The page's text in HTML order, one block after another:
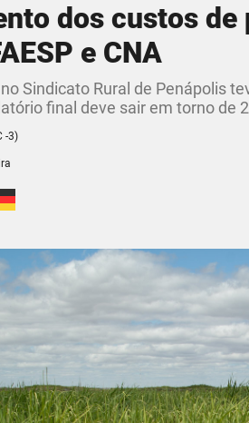
dos custos
e CNA
Sindicato Rural de Penápolis
final deve sair em torno de
-3)